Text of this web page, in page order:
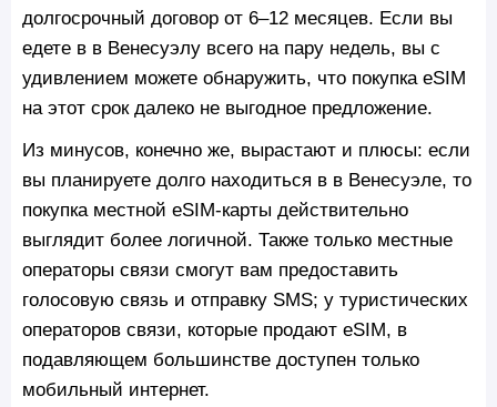
долгосрочный договор от 6–12 месяцев. Если вы
едете в в Венесуэлу всего на пару недель, вы с
удивлением можете обнаружить, что покупка eSIM
на этот срок далеко не выгодное предложение.
Из минусов, конечно же, вырастают и плюсы: если
вы планируете долго находиться в в Венесуэле, то
покупка местной eSIM-карты действительно
выглядит более логичной. Также только местные
операторы связи смогут вам предоставить
голосовую связь и отправку SMS; у туристических
операторов связи, которые продают eSIM, в
подавляющем большинстве доступен только
мобильный интернет.